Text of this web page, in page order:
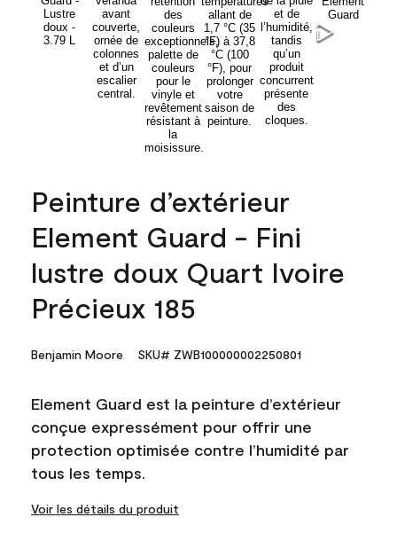
Peinture d’extérieur
Element Guard - Fini
lustre doux Quart Ivoire
Précieux 185
Benjamin Moore SKU# ZWB100000002250801
Element Guard est la peinture d’extérieur
conçue expressément pour offrir une
protection optimisée contre l’humidité par
tous les temps.
Voir les détails du produit